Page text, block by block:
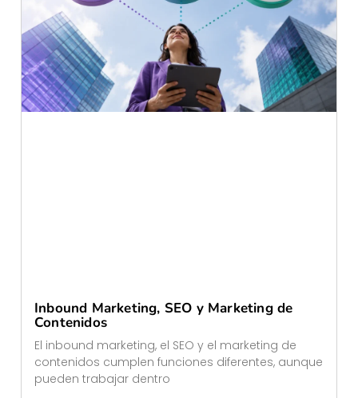
Inbound Marketing, SEO y Marketing de
Contenidos
El inbound marketing, el SEO y el marketing de
contenidos cumplen funciones diferentes, aunque
pueden trabajar dentro